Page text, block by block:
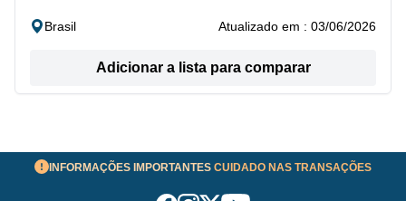
Brasil Atualizado em : 03/06/2026
Adicionar a lista para comparar
INFORMAÇÕES IMPORTANTES CUIDADO NAS TRANSAÇÕES